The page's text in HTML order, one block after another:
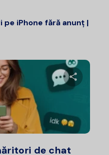
iPhone fără anunț |
de chat